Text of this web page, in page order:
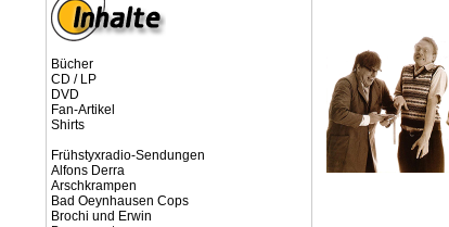
Bücher
CD / LP
DVD
Fan-Artikel
Shirts
Frühstyxradio-Sendungen
Alfons Derra
Arschkrampen
Bad Oeynhausen Cops
Brochi und Erwin